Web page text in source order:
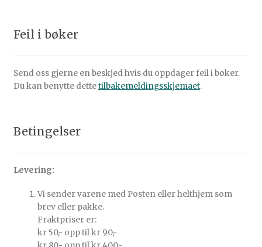
Feil i bøker
Send oss gjerne en beskjed hvis du oppdager feil i bøker.
Du kan benytte dettetilbakemeldingsskjemaet.
Betingelser
Levering:
Vi sender varene med Posten eller helthjem som
brev eller pakke.
Fraktpriser er:
kr 50,- opp til kr 90,-